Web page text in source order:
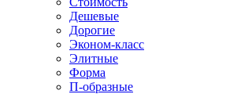
Дешевые
Дорогие
Эконом-класс
Элитные
Форма
П-образные